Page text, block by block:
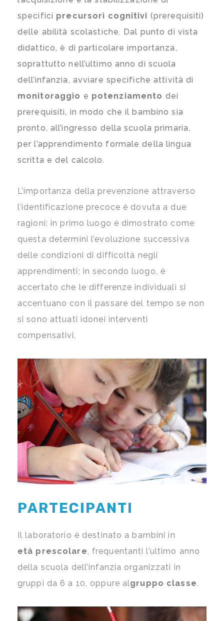
specifici precursori cognitivi (prerequisiti)
delle abilità scolastiche. Dal punto di vista
didattico, è di particolare importanza,
soprattutto nell’ultimo anno di scuola
dell’infanzia, avviare specifiche attività di
monitoraggio e potenziamento dei
prerequisiti, in modo che il bambino sia
pronto, all’ingresso della scuola primaria,
per l’apprendimento formale della lingua
scritta e del calcolo.
L’importanza della prevenzione attraverso
l’identificazione precoce è dovuta a due
ragioni: in primo luogo è dimostrato come
questa determini l’evoluzione successiva
delle condizioni di difficoltà negli
apprendimenti; in secondo luogo, è
accertato che le differenze individuali si
accentuano con il passare del tempo se non
si sono attuati idonei interventi
compensativi.
PARTECIPANTI
Il laboratorio è destinato a bambini in
età prescolare, frequentanti l’ultimo anno
della scuola dell’infanzia organizzati in
gruppi da 6 a 10, oppure algruppo classe.